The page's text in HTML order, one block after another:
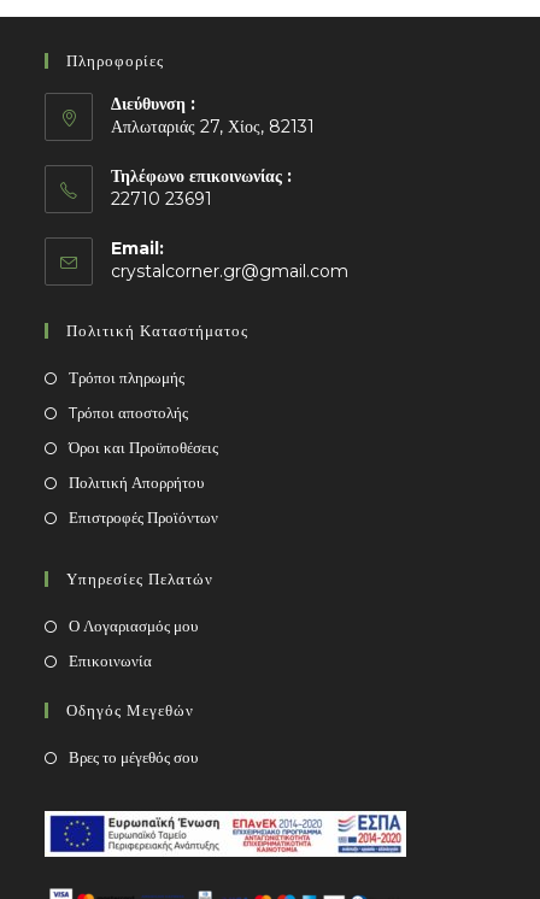
Πληροφορίες
Διεύθυνση :
Απλωταριάς 27, Χίος, 82131
Τηλέφωνο επικοινωνίας :
22710 23691
Email:
crystalcorner.gr@gmail.com
Πολιτική Καταστήματος
Τρόποι πληρωμής
Tρόποι αποστολής
Όροι και Προϋποθέσεις
Πολιτική Απορρήτου
Επιστροφές Προϊόντων
Υπηρεσίες Πελατών
Ο Λογαριασμός μου
Επικοινωνία
Οδηγός Μεγεθών
Βρες το μέγεθός σου